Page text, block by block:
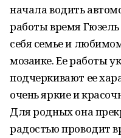
начала водить
работы время
себя семье и
мозаике. Ее работы
подчеркивают ее
очень яркие и
Для родных она
радостью проводит